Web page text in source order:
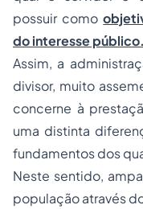
possuir como
do interesse público.
Assim, a
divisor, muito
concerne à
uma distinta
fundamentos dos
Neste sentido,
população através